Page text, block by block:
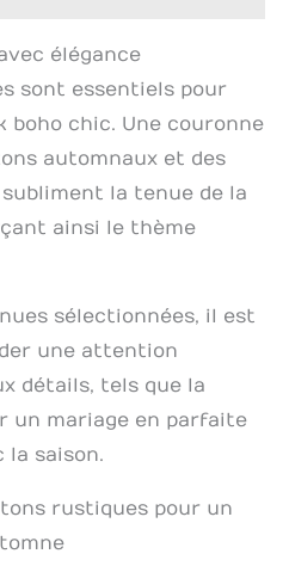
élégance
sont essentiels pour
boho chic. Une couronne
automnaux et des
la tenue de la
ainsi le thème
sélectionnées, il est
une attention
détails, tels que la
un mariage en parfaite
la saison.
rustiques pour un